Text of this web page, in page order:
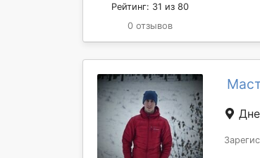
Рейтинг: 31 из 80
0 отзывов